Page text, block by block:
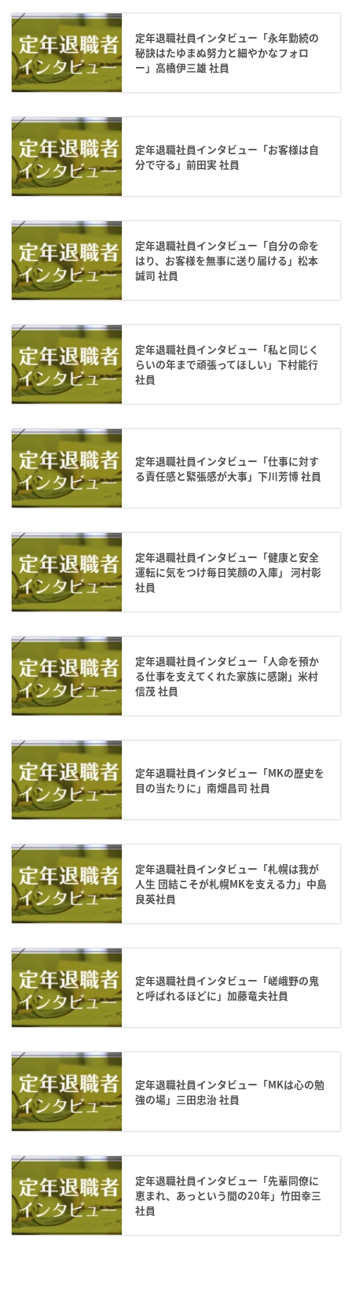
定年退職社員インタビュー「永年勤続の
秘訣はたゆまぬ努力と細やかなフォロ
ー」高橋伊三雄 社員
定年退職社員インタビュー「お客様は自
分で守る」前田実 社員
定年退職社員インタビュー「自分の命を
はり、お客様を無事に送り届ける」松本
誠司 社員
定年退職社員インタビュー「私と同じく
らいの年まで頑張ってほしい」下村能行
社員
定年退職社員インタビュー「仕事に対す
る責任感と緊張感が大事」下川芳博 社員
定年退職社員インタビュー「健康と安全
運転に気をつけ毎日笑顔の入庫」 河村彰
社員
定年退職社員インタビュー「人命を預か
る仕事を支えてくれた家族に感謝」米村
信茂 社員
定年退職社員インタビュー「MKの歴史を
目の当たりに」南畑昌司 社員
定年退職社員インタビュー「札幌は我が
人生 団結こそが札幌MKを支える力」中島
良英社員
定年退職社員インタビュー「嵯峨野の鬼
と呼ばれるほどに」加藤竜夫社員
定年退職社員インタビュー「MKは心の勉
強の場」三田忠治 社員
定年退職社員インタビュー「先輩同僚に
恵まれ、あっという間の20年」竹田幸三
社員